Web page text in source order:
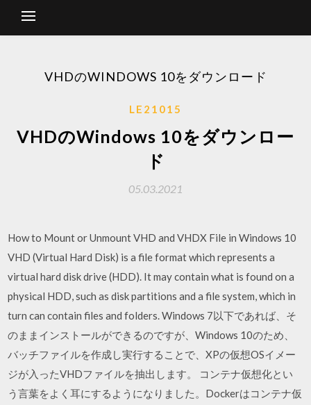
VHDのWINDOWS 10をダウンロード
LE21015
VHDのWindows 10をダウンロー
ド
05.03.2021
How to Mount or Unmount VHD and VHDX File in Windows 10
VHD (Virtual Hard Disk) is a file format which represents a
virtual hard disk drive (HDD). It may contain what is found on a
physical HDD, such as disk partitions and a file system, which in
turn can contain files and folders. Windows 7以下であれば、そ
のままインストールができるのですが、Windows 10のため、
バッチファイルを作成し実行することで、XPの仮想OSイメー
ジが入ったVHDファイルを抽出します。 コンテナ仮想化とい
う言葉をよく耳にするようになりました。Dockerはコンテナ仮